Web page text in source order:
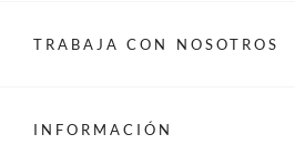
TRABAJA CON NOSOTROS
INFORMACIÓN